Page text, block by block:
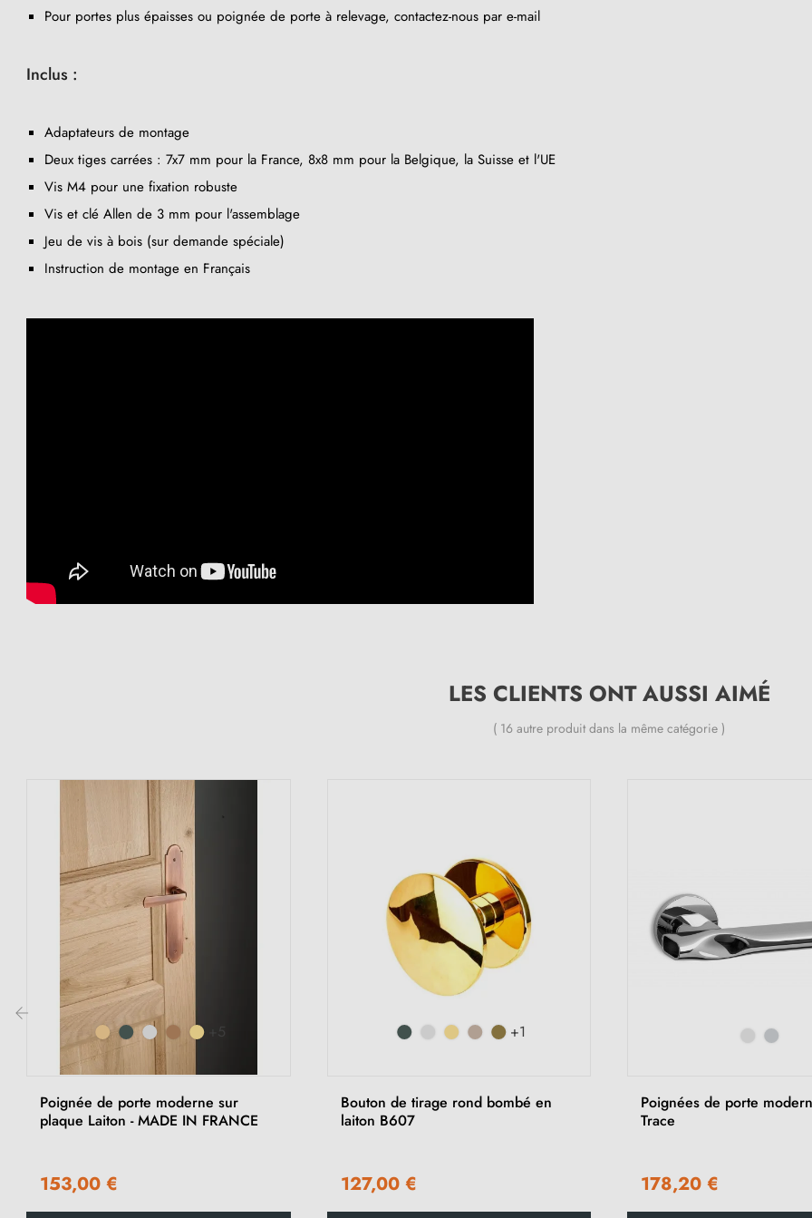
(1 avis)
Pour portes plus épaisses ou poignée de porte à relevage, contactez-nous par e-mail
Inclus :
Adaptateurs de montage
Deux tiges carrées : 7x7 mm pour la France, 8x8 mm pour la Belgique, la Suisse et l'UE
Vis M4 pour une fixation robuste
Vis et clé Allen de 3 mm pour l'assemblage
Jeu de vis à bois (sur demande spéciale)
Instruction de montage en Français
LES CLIENTS ONT AUSSI AIMÉ
( 16 autre produit dans la même catégorie )
+5
Poignée de porte moderne sur
plaque Laiton - MADE IN FRANCE
153,00 €
+1
Bouton de tirage rond bombé en
laiton B607
127,00 €
Poignées de porte
Trace
178,20 €